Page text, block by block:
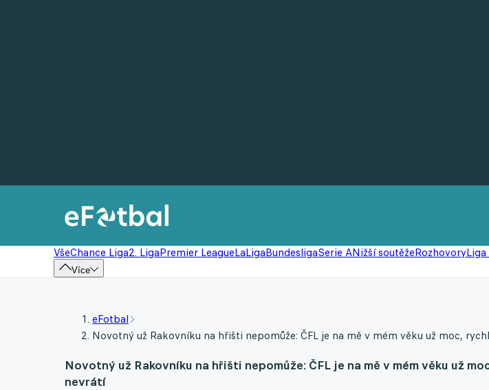
VšeChance Liga2. LigaPremier LeagueLaLigaBundesligaSerie ANižší soutěžeRozhovory
Více
eFotbal
Novotný už Rakovníku na hřišti nepomůže: ČFL je na mě v mém věku už moc,
Novotný už Rakovníku na hřišti nepomůže: ČFL je na mě v mém věku už
nevrátí